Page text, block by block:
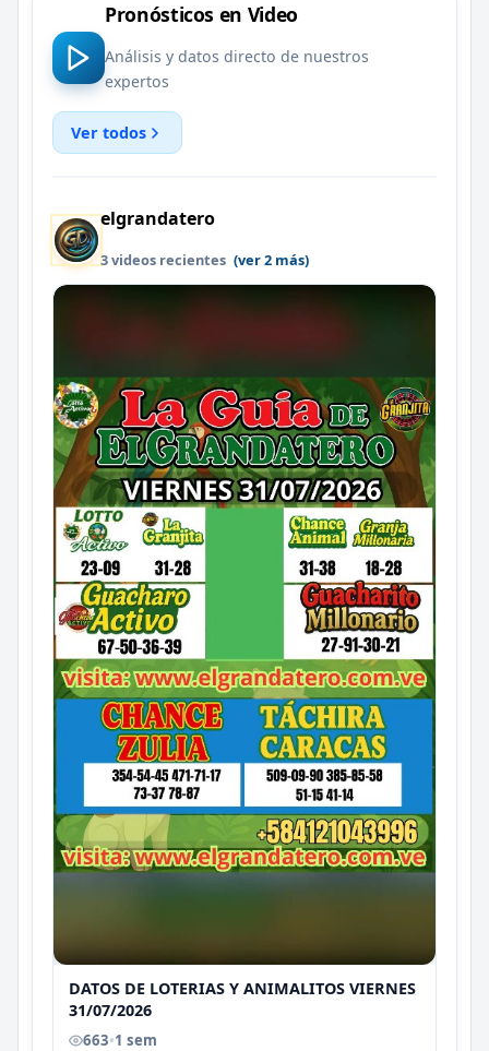
Pronósticos en Video
Análisis y datos directo de nuestros
expertos
Ver todos
elgrandatero
3 videos recientes (ver 2 más)
DATOS DE LOTERIAS Y ANIMALITOS VIERNES
31/07/2026
663•1 sem